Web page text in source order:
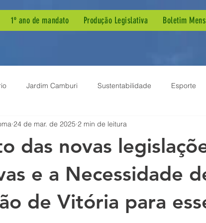
1º ano de mandato Produção Legislativa Boletim
Jardim Camburi Sustentabilidade Esporte
Pública Dengue Agenda de Mandato
Parlamentar Projeto de Lei Demandas de Bairro
Meio Ambiente Inclusão Sessão Solene
das novas
e a Necessidade
de Vitória para
24 de mar. de 2025 2 min de leitura